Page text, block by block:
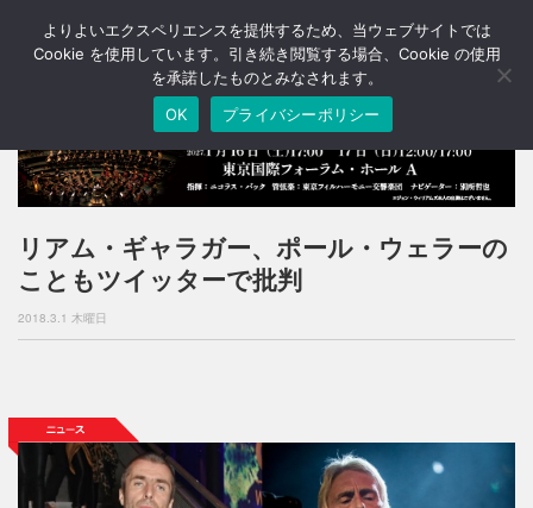
T
o
a
v
g
o
リアム・ギャラガー、ポール・ウェラーの
こともツイッターで批判
2018.3.1 木曜日
よりよいエクスペリエンスを提供するため、当ウェブサイトでは
Cookie を使用しています。引き続き閲覧する場合、Cookie の使用
を承諾したものとみなされます。
OK
プライバシーポリシー